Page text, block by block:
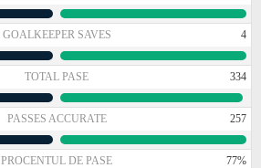
GOALKEEPER SAVES 4
TOTAL PASE 334
PASSES ACCURATE 257
PROCENTUL DE PASE 77%